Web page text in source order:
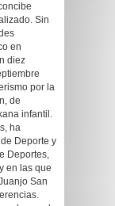
Sin
en
diez
por la
de
infantil.
ha
Deporte y
Deportes,
en las que
San